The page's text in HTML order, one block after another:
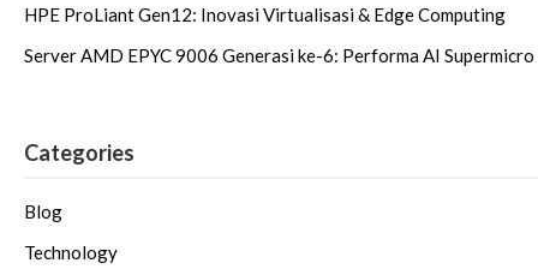
HPE ProLiant Gen12: Inovasi Virtualisasi & Edge Computing
Server AMD EPYC 9006 Generasi ke-6: Performa AI Supermicro
Categories
Blog
Technology